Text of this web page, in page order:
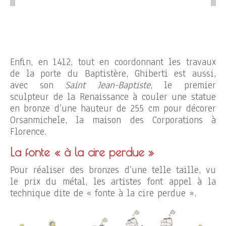
Enfin, en 1412, tout en coordonnant les travaux
de la porte du Baptistère, Ghiberti est aussi,
avec son Saint Jean-Baptiste, le premier
sculpteur de la Renaissance à couler une statue
en bronze d’une hauteur de 255 cm pour décorer
Orsanmichele, la maison des Corporations à
Florence.
La fonte « à la cire perdue »
Pour réaliser des bronzes d’une telle taille, vu
le prix du métal, les artistes font appel à la
technique dite de « fonte à la cire perdue ».